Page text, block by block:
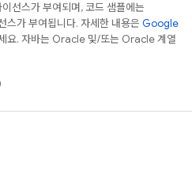
선스가 부여되며, 코드 샘플에는
스가 부여됩니다. 자세한 내용은 Google
요. 자바는 Oracle 및/또는 Oracle 계열